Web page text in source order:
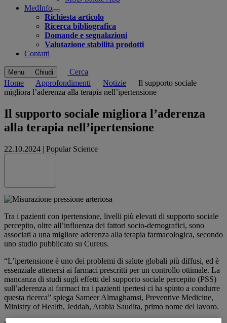
MedInfo
Open
submenu
Richiesta articolo
Ricerca bibliografica
Domande e segnalazioni
Valutazione stabilità prodotti
Contatti
Menu Chiudi
Cerca
Home
Approfondimenti Notizie
Il supporto sociale
migliora l’aderenza alla terapia nell’ipertensione
Il supporto sociale migliora l’aderenza
alla terapia nell’ipertensione
22.10.2024 | Popular Science
Tra i pazienti con ipertensione, livelli più elevati di supporto sociale
percepito, oltre all’influenza dei fattori socio-demografici, sono
associati a una migliore aderenza alla terapia farmacologica, secondo
uno studio pubblicato su Cureus.
“L’ipertensione è uno dei problemi di salute globali più diffusi, ed è
essenziale attenersi ai farmaci prescritti per un controllo ottimale. La
mancanza di studi sugli effetti del supporto sociale percepito (PSS)
sull’aderenza ai farmaci tra i pazienti ipertesi ci ha spinto a condurre
questa ricerca” spiega Sameer Almaghamsi, Preventive Medicine,
Ministry of Health, Jeddah, Arabia Saudita, primo nome del lavoro.